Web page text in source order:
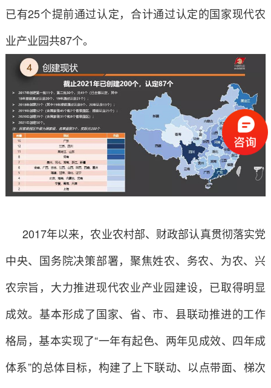
已有25个提前通过认定，合计通过认定的国家现代农
业产业园共87个。
2017年以来，农业农村部、财政部认真贯彻落实党
中央、国务院决策部署，聚焦姓农、务农、为农、兴
农宗旨，大力推进现代农业产业园建设，已取得明显
成效。基本形成了国家、省、市、县联动推进的工作
格局，基本实现了“一年有起色、两年见成效、四年成
体系”的总体目标，构建了上下联动、以点带面、梯次